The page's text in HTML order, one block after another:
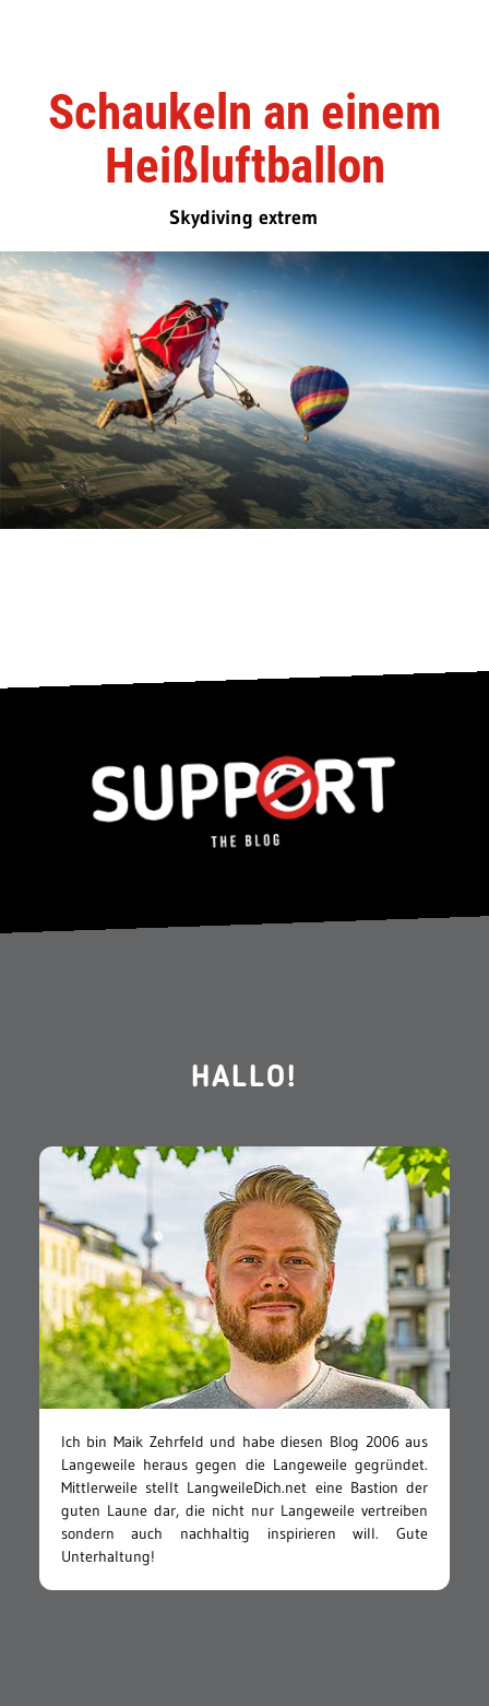
Schaukeln an einem
Heißluftballon
Skydiving extrem
HALLO!
Ich bin Maik Zehrfeld und habe diesen Blog 2006 aus
Langeweile heraus gegen die Langeweile gegründet.
Mittlerweile stellt LangweileDich.net eine Bastion der
guten Laune dar, die nicht nur Langeweile vertreiben
sondern auch nachhaltig inspirieren will. Gute
Unterhaltung!